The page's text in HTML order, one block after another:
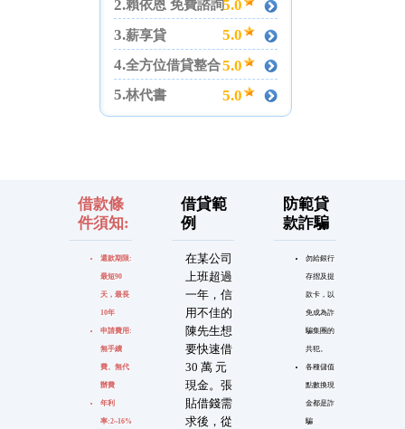
2.賴依恩 免費諮詢5.0
3.薪享貸
5.0
4.全方位借貸整合5.0
5.林代書 5.0
借款條
件須知:
還款期限:
最短90
天，最長
10年
申請費用:
無手續
費、無代
辦費
年利
率:2~16%
借貸範
例
在某公司
上班超過
一年，信
用不佳的
陳先生想
要快速借
30 萬 元
現金。張
貼借錢需
求後，從
防範貸
款詐騙
勿給銀行
存摺及提
款卡，以
免成為詐
騙集團的
共犯。
各種儲值
點數換現
金都是詐
騙